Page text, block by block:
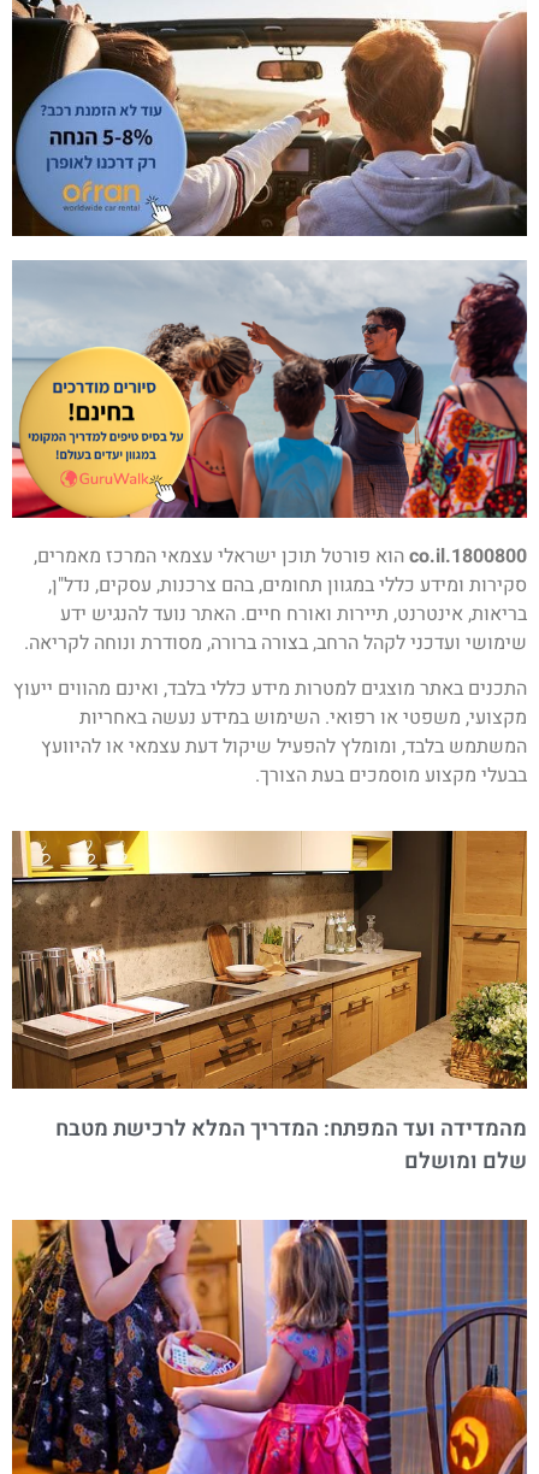
1800800.co.il
הוא פורטל תוכן ישראלי עצמאי המרכז מאמרים,
סקירות ומידע כללי במגוון תחומים, בהם צרכנות, עסקים, נדל"ן,
בריאות, אינטרנט, תיירות ואורח חיים. האתר נועד להנגיש ידע
שימושי ועדכני לקהל הרחב, בצורה ברורה, מסודרת ונוחה לקריאה.
התכנים באתר מוצגים למטרות מידע כללי בלבד, ואינם מהווים ייעוץ
מקצועי, משפטי או רפואי. השימוש במידע נעשה באחריות
המשתמש בלבד, ומומלץ להפעיל שיקול דעת עצמאי או להיוועץ
בבעלי מקצוע מוסמכים בעת הצורך.
מהמדידה ועד המפתח: המדריך המלא לרכישת מטבח
שלם ומושלם